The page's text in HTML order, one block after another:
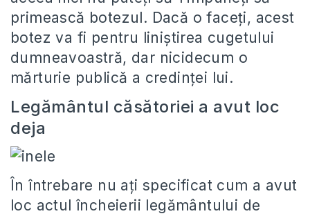
primească botezul. Dacă o faceţi, acest
botez va fi pentru liniştirea cugetului
dumneavoastră, dar nicidecum o
mărturie publică a credinţei lui.
Legământul căsătoriei a avut loc
deja
În întrebare nu aţi specificat cum a avut
loc actul încheierii legământului de